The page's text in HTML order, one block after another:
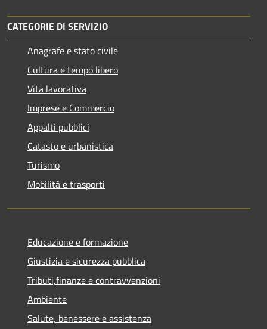
CATEGORIE DI SERVIZIO
Anagrafe e stato civile
Cultura e tempo libero
Vita lavorativa
Imprese e Commercio
Appalti pubblici
Catasto e urbanistica
Turismo
Mobilità e trasporti
Educazione e formazione
Giustizia e sicurezza pubblica
Tributi,finanze e contravvenzioni
Ambiente
Salute, benessere e assistenza